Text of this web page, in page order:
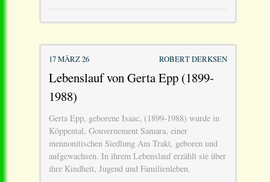
17 MÄRZ 26 ROBERT DERKSEN
Lebenslauf von Gerta Epp (1899-
1988)
Gerta Epp, geborene Isaac, (1899-1988) wurde in
Köppental, Gouvernement Samara, einer
mennonitischen Siedlung Am Trakt, geboren und
aufgewachsen. In ihrem Lebenslauf erzählt sie über
ihre Kindheit, Jugend und Familienleben.